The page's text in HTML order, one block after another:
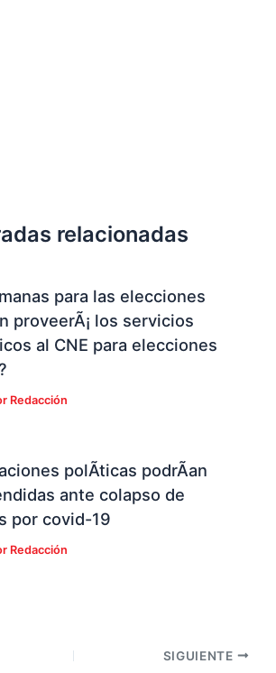
relacionadas
para las elecciones
proveerÃ¡ los servicios
al CNE para elecciones
Redacción
polÃ­ticas podrÃ­an
ante colapso de
por covid-19
Redacción
SIGUIENTE